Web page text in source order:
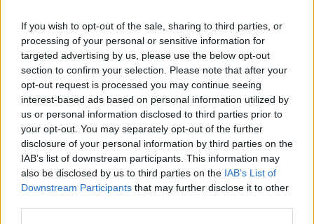
If you wish to opt-out of the sale, sharing to third parties, or
processing of your personal or sensitive information for
targeted advertising by us, please use the below opt-out
section to confirm your selection. Please note that after your
opt-out request is processed you may continue seeing
interest-based ads based on personal information utilized by
us or personal information disclosed to third parties prior to
your opt-out. You may separately opt-out of the further
disclosure of your personal information by third parties on the
IAB’s list of downstream participants. This information may
also be disclosed by us to third parties on the IAB’s List of
Downstream Participants that may further disclose it to other
Läs Frias efterträdare!
Fakta:
”Den som anmäler en person för ett brott som
kan leda till åtal, trots kunskap om att personen
är oskyldig, kan dömas för falsk angivelse.” (Citat
från Åklagarmyndighetens hemsida.)